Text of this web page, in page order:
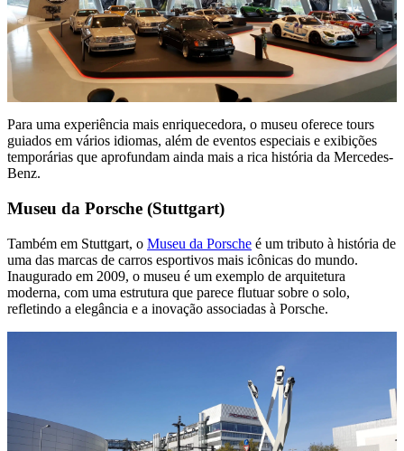
Para uma experiência mais enriquecedora, o museu oferece tours
guiados em vários idiomas, além de eventos especiais e exibições
temporárias que aprofundam ainda mais a rica história da Mercedes-
Benz.
Museu da Porsche (Stuttgart)
Também em Stuttgart, o Museu da Porsche é um tributo à história de
uma das marcas de carros esportivos mais icônicas do mundo.
Inaugurado em 2009, o museu é um exemplo de arquitetura
moderna, com uma estrutura que parece flutuar sobre o solo,
refletindo a elegância e a inovação associadas à Porsche.